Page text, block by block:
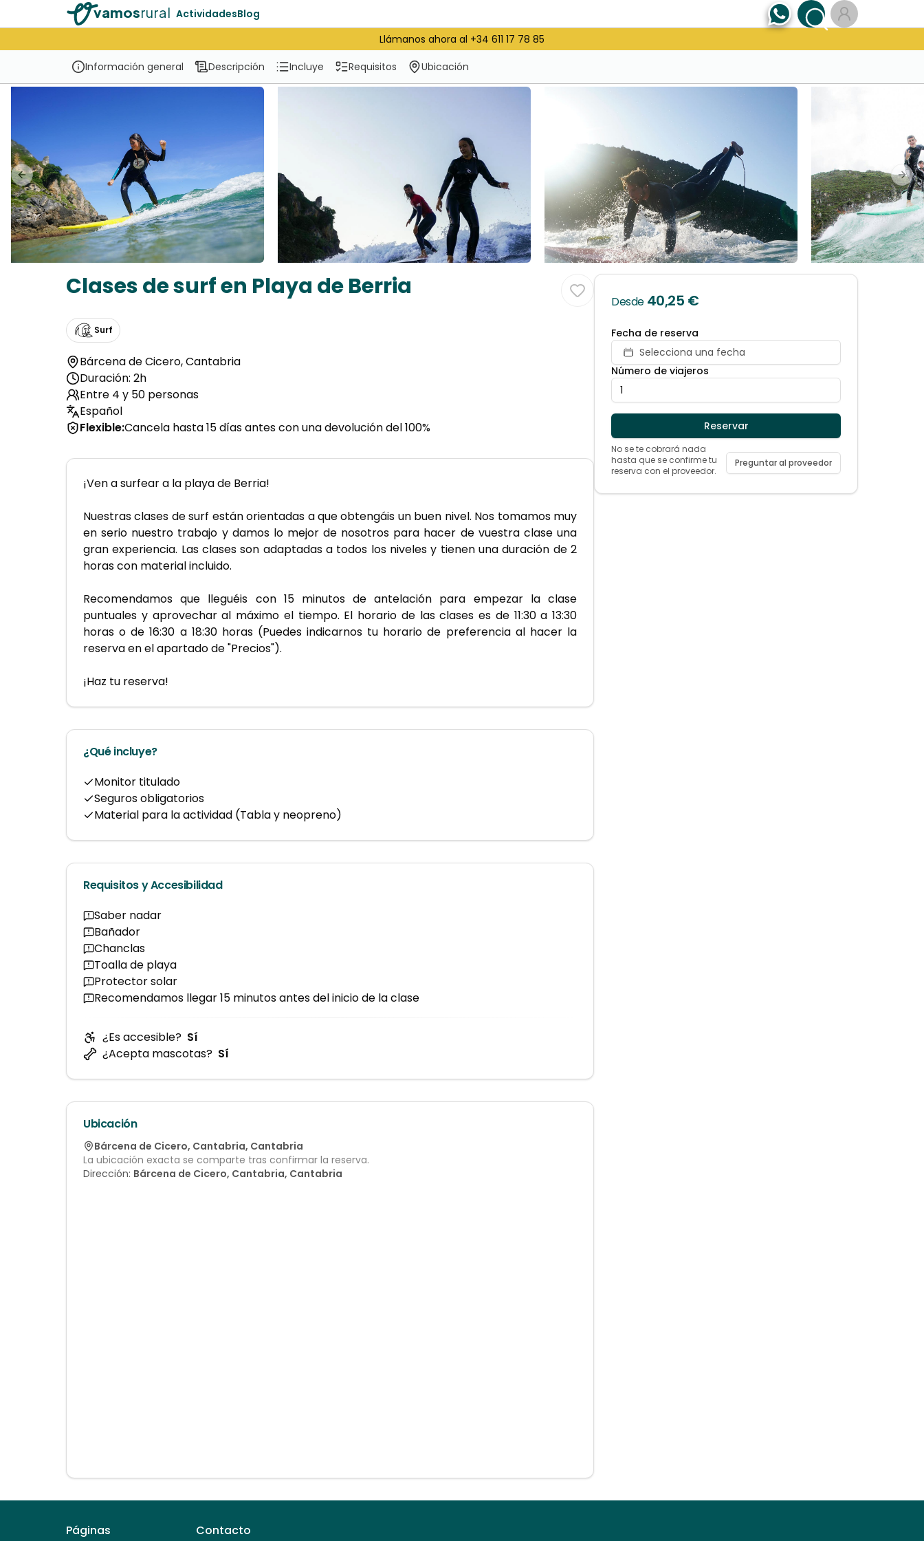
vamosrural ActividadesBlog
Llámanos ahora al +34 611 17 78 85
Información general
Descripción Incluye Requisitos Ubicación
Previous slide
Clases de surf en Playa de Berria
Surf
Bárcena de Cicero,Cantabria
Duración: 2h
Entre 4 y 50 personas
Español
Flexible:Cancela hasta 15 días antes con una devolución del 100%
¡Ven a surfear a la playa de Berria!
Nuestras clases de surf están orientadas a que obtengáis un buen nivel. Nos tomamos muy
en serio nuestro trabajo y damos lo mejor de nosotros para hacer de vuestra clase una
gran experiencia. Las clases son adaptadas a todos los niveles y tienen una duración de 2
horas con material incluido.
Recomendamos que lleguéis con 15 minutos de antelación para empezar la clase
puntuales y aprovechar al máximo el tiempo. El horario de las clases es de 11:30 a 13:30
horas o de 16:30 a 18:30 horas (Puedes indicarnos tu horario de preferencia al hacer la
reserva en el apartado de "Precios").
¡Haz tu reserva!
¿Qué incluye?
Monitor titulado
Seguros obligatorios
Material para la actividad (Tabla y neopreno)
Requisitos y Accesibilidad
Saber nadar
Bañador
Chanclas
Toalla de playa
Protector solar
Recomendamos llegar 15 minutos antes del inicio de la clase
¿Es accesible? Sí
¿Acepta mascotas? Sí
Ubicación
Bárcena de Cicero, Cantabria, Cantabria
La ubicación exacta se comparte tras confirmar la reserva.
Dirección: Bárcena de Cicero, Cantabria, Cantabria
Desde 40,25 €
Fecha de reserva
Selecciona una fecha
Número de viajeros
Reservar
No se te cobrará nada
hasta que se confirme tu
reserva con el proveedor.
Preguntar al proveedor
Páginas Contacto